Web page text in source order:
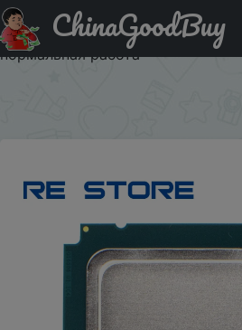
Придбати Процессор Intel xeon
QPI 8GT/s LGA 2011 SR19H C2 E5
нормальная работа
ChinaGoodBuy